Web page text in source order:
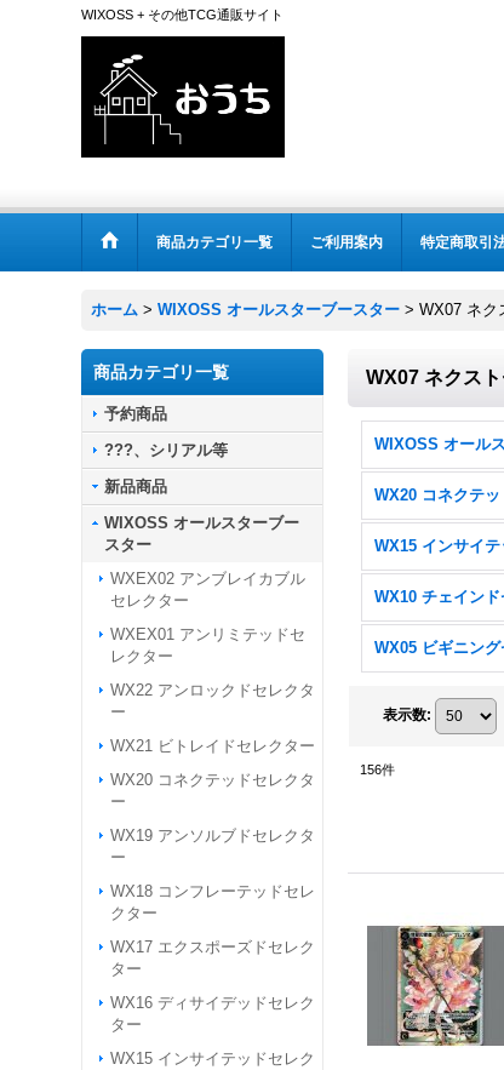
WIXOSS + その他TCG通販サイト
商品カテゴリ一覧 ご利用案内 特定商取引
ホーム > WIXOSS オールスターブースター > WX07 ネク
商品カテゴリ一覧
予約商品
???、シリアル等
新品商品
WIXOSS オールスターブー
スター
WXEX02 アンブレイカブル
セレクター
WXEX01 アンリミテッドセ
レクター
WX22 アンロックドセレクタ
ー
WX21 ビトレイドセレクター
WX20 コネクテッドセレクタ
ー
WX19 アンソルブドセレクタ
ー
WX18 コンフレーテッドセレ
クター
WX17 エクスポーズドセレク
ター
WX16 ディサイデッドセレク
ター
WX15 インサイテッドセレク
WX07 ネクス
表示数:
156件